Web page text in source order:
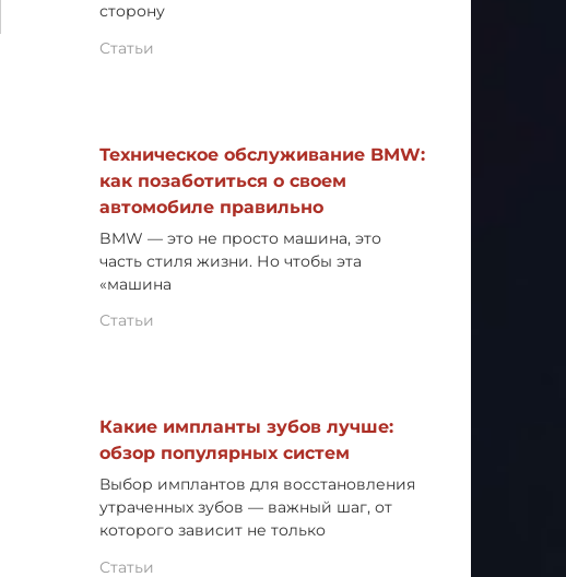
сторону
Статьи
Техническое обслуживание BMW:
как позаботиться о своем
автомобиле правильно
BMW — это не просто машина, это
часть стиля жизни. Но чтобы эта
«машина
Статьи
Какие импланты зубов лучше:
обзор популярных систем
Выбор имплантов для восстановления
утраченных зубов — важный шаг, от
которого зависит не только
Статьи